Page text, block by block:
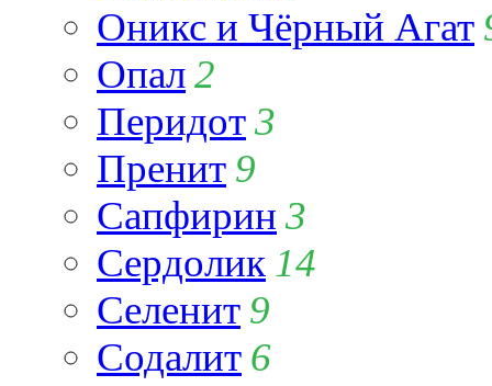
Оникс и Чёрный Агат
Опал2
Перидот3
Пренит 9
Сапфирин 3
Сердолик 14
Селенит 9
Содалит 6